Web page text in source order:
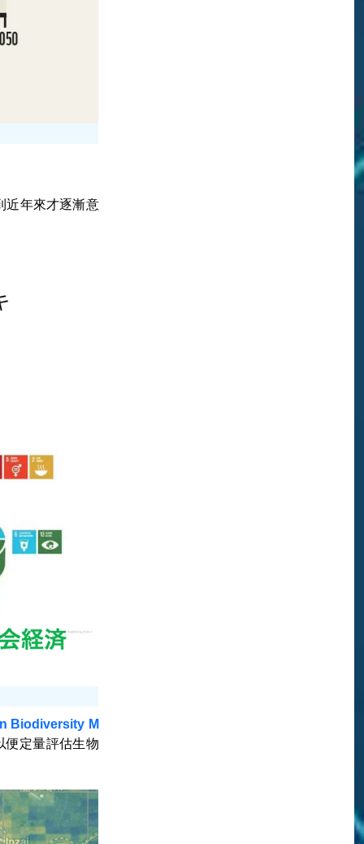
近年來才逐漸意
Biodiversity M
便定量評估生物